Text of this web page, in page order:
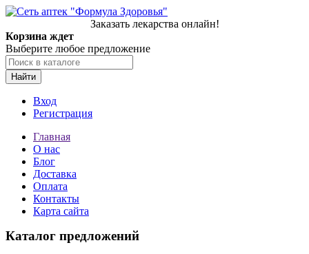
Заказать лекарства онлайн!
Корзина ждет
Выберите любое предложение
Найти
Вход
Регистрация
Главная
О нас
Блог
Доставка
Оплата
Контакты
Карта сайта
Каталог предложений